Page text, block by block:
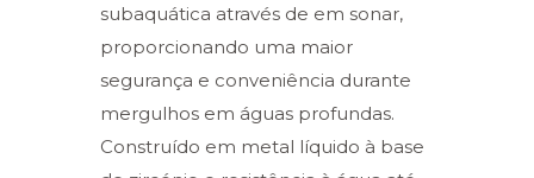
subaquática através de em sonar,
proporcionando uma maior
segurança e conveniência durante
mergulhos em águas profundas.
Construído em metal líquido à base